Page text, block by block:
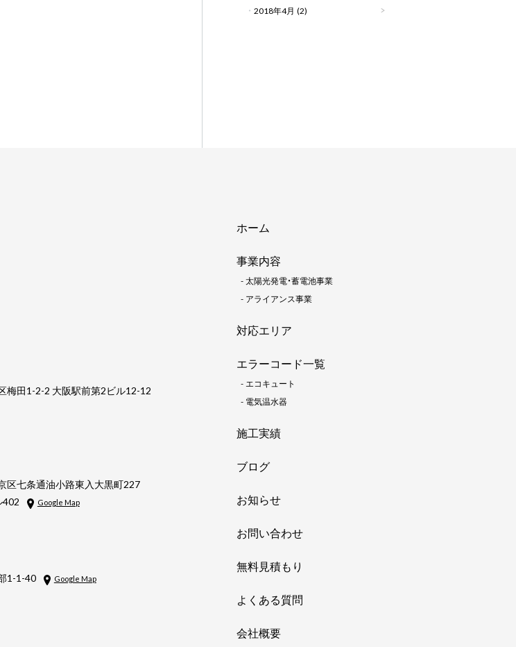
2018年4月 (2)
ホーム
事業内容
-太陽光発電・蓄電池事業
- アライアンス事業
対応エリア
エラーコード一覧
-エコキュート
- 電気温水器
施工実績
ブログ
お知らせ
お問い合わせ
無料見積もり
よくある質問
会社概要
梅田1-2-2 大阪駅前第2ビル12-12
区七条通油小路東入大黒町227
402
Google Map
1-1-40
Google Map